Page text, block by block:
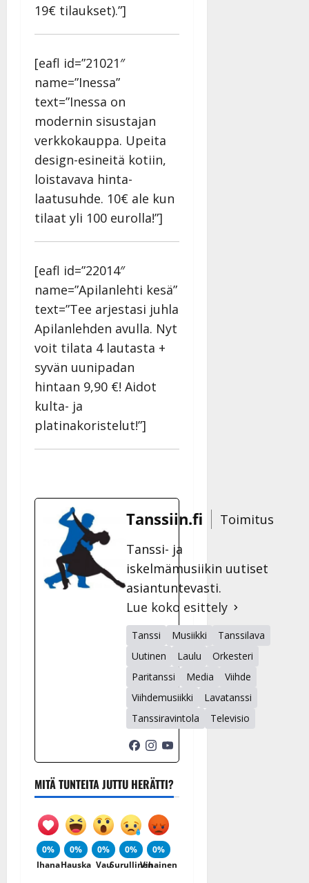
19€ tilaukset).”]
[eafl id=”21021″
name=”Inessa”
text=”Inessa on
modernin sisustajan
verkkokauppa. Upeita
design-esineitä kotiin,
loistavava hinta-
laatusuhde. 10€ ale kun
tilaat yli 100 eurolla!”]
[eafl id=”22014″
name=”Apilanlehti kesä”
text=”Tee arjestasi juhla
Apilanlehden avulla. Nyt
voit tilata 4 lautasta +
syvän uunipadan
hintaan 9,90 €! Aidot
kulta- ja
platinakoristelut!”]
Tanssiin.fi
Toimitus
Tanssi- ja
iskelmämusiikin uutiset
asiantuntevasti.
Lue koko esittely
Tanssi Musiikki
Tanssilava
Uutinen
Laulu
Orkesteri
Paritanssi
Media
Viihde
Viihdemusiikki
Lavatanssi
Tanssiravintola
Televisio
MITÄ TUNTEITA JUTTU HERÄTTI?
0%
Ihana
0%
Hauska
0%
Vau
0%
Surullinen
0%
Vihainen